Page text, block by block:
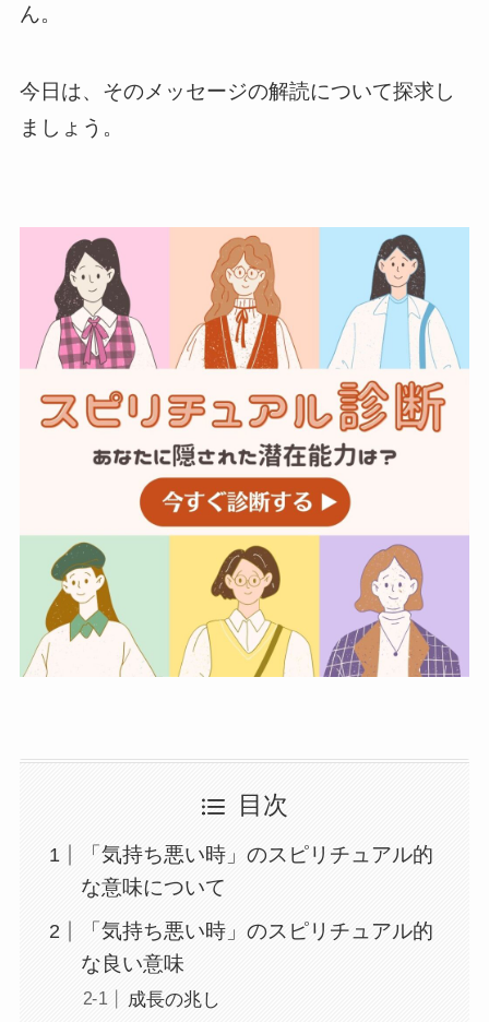
ん。
今日は、そのメッセージの解読について探求し
ましょう。
目次
「気持ち悪い時」のスピリチュアル的
な意味について
「気持ち悪い時」のスピリチュアル的
な良い意味
成長の兆し